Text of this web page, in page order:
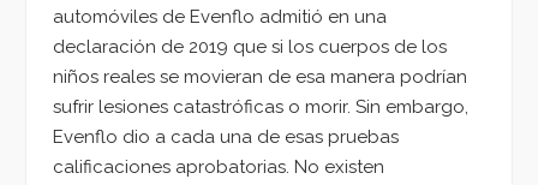
automóviles de Evenflo admitió en una
declaración de 2019 que si los cuerpos de los
niños reales se movieran de esa manera podrían
sufrir lesiones catastróficas o morir. Sin embargo,
Evenflo dio a cada una de esas pruebas
calificaciones aprobatorias. No existen